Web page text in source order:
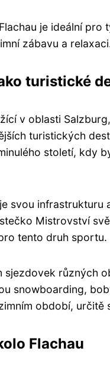
je ideální pro
zábavu a
turistické
v oblasti
turistických
století, kdy
svou
Mistrovství
tento druh sportu.
sjezdovek různých
snowboarding,
období, určitě
Flachau